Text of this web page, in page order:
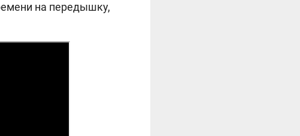
на передышку,